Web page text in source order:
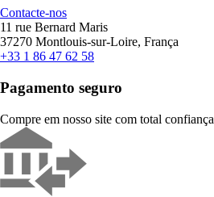
Contacte-nos
11 rue Bernard Maris
37270 Montlouis-sur-Loire, França
+33 1 86 47 62 58
Pagamento seguro
Compre em nosso site com total confiança